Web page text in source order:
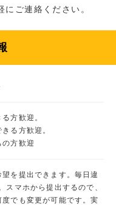
ご連絡ください。
方歓迎。
る方歓迎。
方歓迎
を提出できます。毎日違
スマホから提出するので、
でも変更が可能です。実